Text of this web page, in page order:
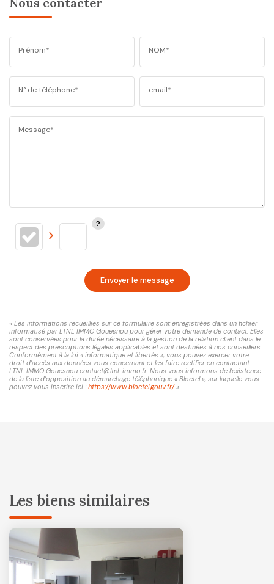
Prénom* NOM*
N° de téléphone* email*
Message*
Envoyer le message
« Les informations recueillies sur ce formulaire sont enregistrées dans un fichier
informatisé par LTNL IMMO Gouesnou pour gérer votre demande de contact. Elles
sont conservées pour la durée nécessaire à la gestion de la relation client dans le
respect des prescriptions légales applicables et sont destinées à nos conseillers
Conformément à la loi « informatique et libertés », vous pouvez exercer votre
droit d'accès aux données vous concernant et les faire rectifier en contactant
LTNL IMMO Gouesnou contact@ltnl-immo.fr. Nous vous informons de l'existence
de la liste d'opposition au démarchage téléphonique « Bloctel », sur laquelle vous
pouvez vous inscrire ici : https://www.bloctel.gouv.fr/»
Les biens similaires